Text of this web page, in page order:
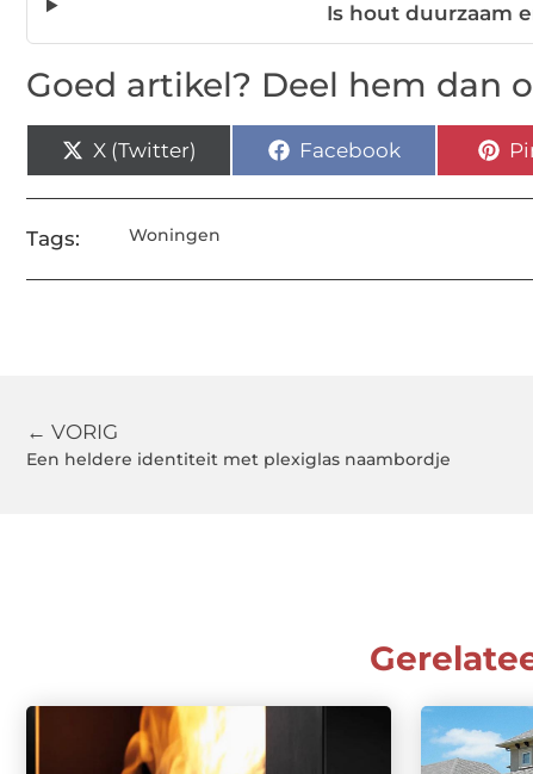
Is hout duurzaam
Goed artikel? Deel hem dan
X (Twitter) Facebook
Tags: Woningen
← VORIG
Een heldere identiteit met plexiglas naambordje